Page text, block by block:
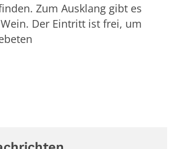
Zum Ausklang gibt es
Der Eintritt ist frei, um